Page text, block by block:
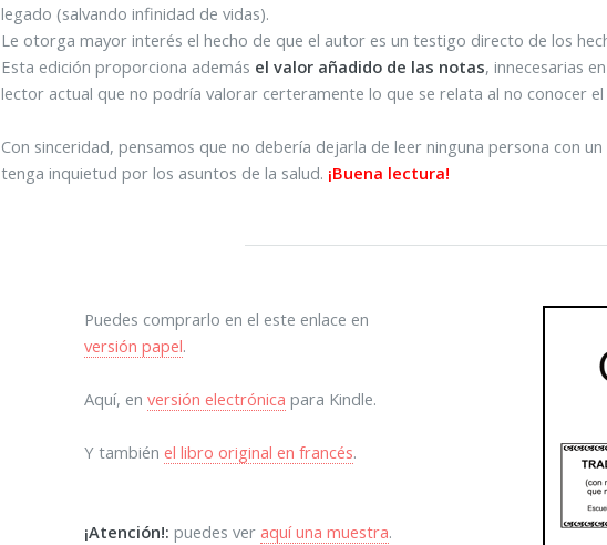
legado (salvando infinidad de vidas).
Le otorga mayor interés el hecho de que el autor es un testigo directo de los
Esta edición proporciona además el valor añadido de las notas, innecesarias
lector actual que no podría valorar certeramente lo que se relata al no conocer
Con sinceridad, pensamos que no debería dejarla de leer ninguna persona con
tenga inquietud por los asuntos de la salud. ¡Buena lectura!
Puedes comprarlo en el este enlace en
versión papel.
Aquí, enversión electrónica para Kindle.
Y tambiénel libro original en francés.
¡Atención!: puedes veraquí una muestra.